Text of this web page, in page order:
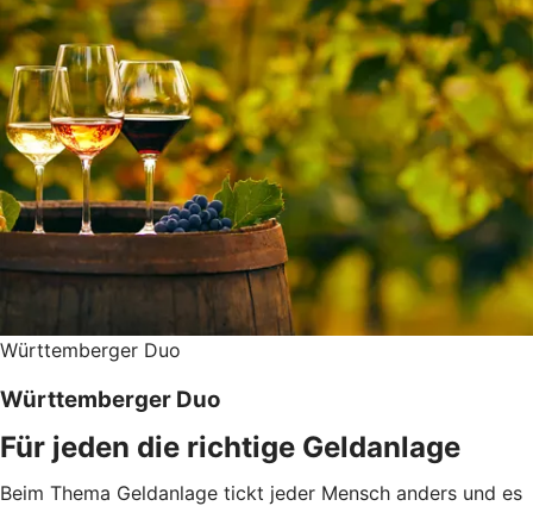
Württemberger Duo
Württemberger Duo
Für jeden die richtige Geldanlage
Beim Thema Geldanlage tickt jeder Mensch anders und es